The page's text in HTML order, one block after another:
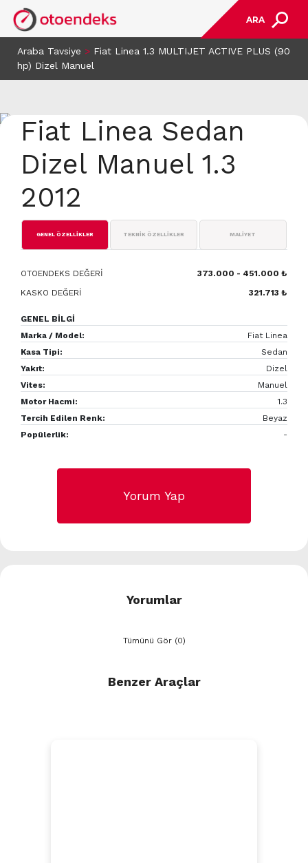
ARA
Araba Tavsiye > Fiat Linea 1.3 MULTIJET ACTIVE PLUS (90
hp) Dizel Manuel
Fiat Linea Sedan
Dizel Manuel 1.3
2012
GENEL ÖZELLİKLER TEKNİK ÖZELLİKLER MALİYET
OTOENDEKS DEĞERİ
373.000 - 451.000 ₺
KASKO DEĞERİ
321.713 ₺
GENEL BİLGİ
Marka / Model:
Fiat Linea
Kasa Tipi:
Sedan
Yakıt:
Dizel
Vites:
Manuel
Motor Hacmi:
1.3
Tercih Edilen Renk:
Beyaz
Popülerlik:
-
Yorum Yap
Yorumlar
Tümünü Gör (0)
Benzer Araçlar